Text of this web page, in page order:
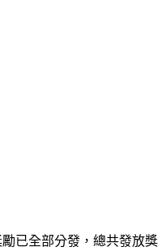
已全部分發，總共發放獎